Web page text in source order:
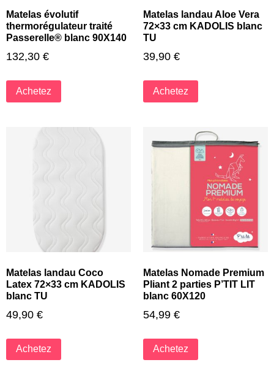
Matelas évolutif
thermorégulateur traité
Passerelle® blanc 90X140
132,30 €
Achetez
Matelas landau Aloe Vera
72×33 cm KADOLIS blanc
TU
39,90 €
Achetez
Matelas landau Coco
Latex 72×33 cm KADOLIS
blanc TU
49,90 €
Achetez
Matelas Nomade Premium
Pliant 2 parties P’TIT LIT
blanc 60X120
54,99 €
Achetez